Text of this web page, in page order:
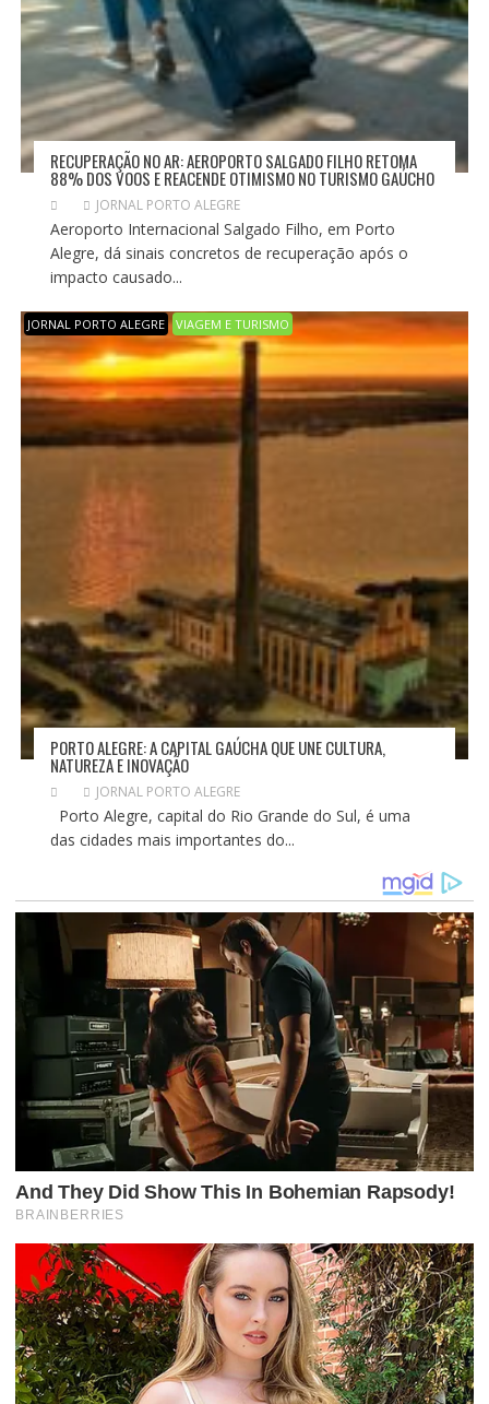
RECUPERAÇÃO NO AR: AEROPORTO SALGADO FILHO RETOMA
88% DOS VOOS E REACENDE OTIMISMO NO TURISMO GAÚCHO
JORNAL PORTO ALEGRE
Aeroporto Internacional Salgado Filho, em Porto
Alegre, dá sinais concretos de recuperação após o
impacto causado...
JORNAL PORTO ALEGRE VIAGEM E TURISMO
PORTO ALEGRE: A CAPITAL GAÚCHA QUE UNE CULTURA,
NATUREZA E INOVAÇÃO
JORNAL PORTO ALEGRE
Porto Alegre, capital do Rio Grande do Sul, é uma
das cidades mais importantes do...